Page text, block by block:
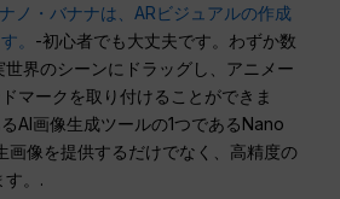
ノ・バナナは、ARビジュアルの作成
。 -初心者でも大丈夫です。わずか数
界のシーンにドラッグし、アニメー
マークを取り付けることができま
AI画像生成ツールの1つであるNano
画像を提供するだけでなく、高精度の
す。.